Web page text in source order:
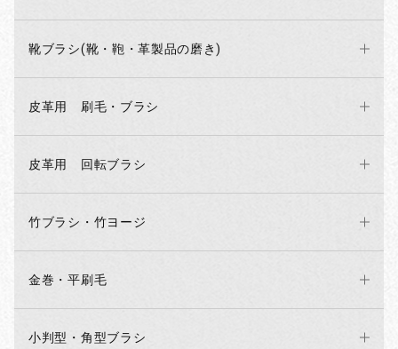
靴ブラシ(靴・鞄・革製品の磨き)
皮革用 刷毛・ブラシ
皮革用 回転ブラシ
竹ブラシ・竹ヨージ
金巻・平刷毛
小判型・角型ブラシ
お買い物を続ける